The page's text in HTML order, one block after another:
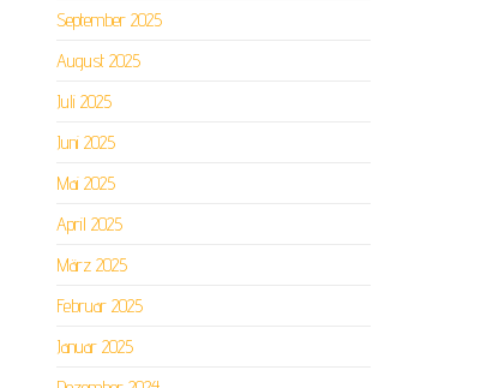
September 2025
August 2025
Juli 2025
Juni 2025
Mai 2025
April 2025
März 2025
Februar 2025
Januar 2025